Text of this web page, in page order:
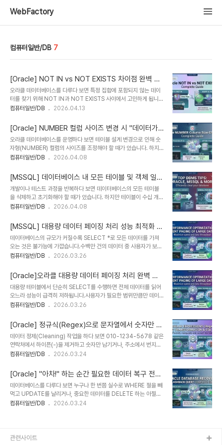
WebFactory
컴퓨터일반/DB 7
[Oracle] NOT IN vs NOT EXISTS 차이점 완벽 정
리
오라클 데이터베이스를 다루다 보면 특정 집합에 포함되지 않는 데이
터를 찾기 위해 NOT IN과 NOT EXISTS 사이에서 고민하게 됩니
다.겉보기엔 비슷해 보이지만, NULL 처리 방식과 성능 면에서 큰 차
끔하게 정리해 드립니다.1. 한 줄 요약NOT IN: 서브쿼리 결과에
NULL이 하나라도 있으면 결과가 나오지 않습니다.NOT EXISTS:
서브쿼리 내의 NULL 여부와 상관없이 조건에 맞는 행의 존재 여부만
따집니다.2. 예제로 보는 결과의 차이두 방식의 차이를 확인하기 위해
아래와 같은 샘플 테이블이 있다고 가정해 보겠습니다.[EMP_DEPT
[RESTRICTED_DEPT ..
컴퓨터일반/DB 2026.04.13
[Oracle] NUMBER 컬럼 사이즈 변경 시 "데이터가
있으면 축소 불가" 해결 방법
오라클 데이터베이스를 운영하다 보면 테이블 설계 변경으로 인해 숫
자형(NUMBER) 컬럼의 사이즈를 조정해야 할 때가 있습니다. 하지
만 데이터가 이미 들어있는 상태라면 마음대로 변경되지 않아 당황스
오류 원인과 최신 버전에서도 통용되는 해결 팁을 정리해 보겠습니
다.1. 왜 오류가 발생할까? (ORA-01440)데이터가 존재하는 컬럼의
사이즈를 줄이려고 하면 오라클은 다음과 같은 오류를 뱉어냅니
다.ORA-01440: column to be modified must be empty
to decrease precision or scale (정밀도 또는 스케일을 축소할
만 아니라..
컴퓨터일반/DB 2026.04.08
[MSSQL] 데이터베이스 내 모든 테이블 및 객체 일괄
삭제 방법 (최신 버전 완벽 정리)
개발이나 테스트 과정을 반복하다 보면 데이터베이스의 모든 테이블
을 삭제하고 초기화해야 할 때가 있습니다. 하지만 테이블이 수십 개가
넘어가면 일일이 DROP TABLE을 입력하기란 쉽지 않죠.오늘은
법부터, 최신 버전에서 권장하는 카탈로그 뷰 활용 방법까지 정리해 보
겠습니다.⚠️ 주의사항 (필독)이 작업은 실행 즉시 데이터와 구조가 영
구적으로 삭제됩니다. 복구가 불가능하므로, 운영 서버가 아닌 반드시
테스트 환경에서만 사용하시기 바랍니다. 실행 전 백업 여부를 반드시
확인하세요!1. 시스템 프로시저 sp_MSforeachtable 사용하기
안 널리 쓰여온 미등록(Un..
컴퓨터일반/DB 2026.04.08
[MSSQL] 대용량 데이터 페이징 처리 성능 최적화 가
이드
데이터베이스의 규모가 커질수록 SELECT *로 모든 데이터를 가져
오는 것은 불가능에 가깝습니다.수백만 건의 데이터 중 사용자가 보고
있는 10~20건만 효율적으로 골라내는 MSSQL 페이징 기법 3가지
장)ANSI 표준이며 현재 MSSQL에서 가장 권장되는 방식입니다. 구
문이 직관적이고 가독성이 매우 높습니다.특징: 반드시 ORDER BY
절과 함께 사용해야 합니다.장점: 코드가 간결하며 유지보수가 쉽습니
다.SQL -- 11번째부터 10개의 행을 가져오는 예시 (Page
2)SELECT *FROM OrdersORDER BY OrderDate DESC,
컴퓨터일반/DB 2026.03.26
[Oracle]오라클 대용량 데이터 페이징 처리 완벽 가
이드
대용량 테이블에서 단순히 SELECT를 수행하면 전체 데이터를 읽어
오느라 성능이 급격히 저하됩니다.사용자가 필요한 범위만큼만 데이
터를 끊어서 가져오는 효율적인 페이징 기법 3가지를 소개합니다.1.
오라클 11g 이하 버전에서 가장 많이 사용되던 방식입니
다.ROWNUM은 행이 추출되는 순서대로 번호를 부여하는 가상 컬럼
입니다.구현 원리: 정렬된 서브쿼리(인라인 뷰)를 먼저 실행한 후,
ROWNUM으로 범위를 지정합니다.특징: 반드시 2중 중첩 구조를 사
용해야 합니다. WHERE ROWNUM > 10과 같은 조건은 첫 번째 행
다.SQL SELECT * FROM ( SE..
컴퓨터일반/DB 2026.03.26
[Oracle] 정규식(Regex)으로 문자열에서 숫자만 추
출 & 제거하는 방법
데이터 정제(Cleaning) 작업을 하다 보면 010-1234-5678 같은
연락처에서 하이픈(-)을 제거하고 숫자만 남기거나, 주소에서 번지수
를 제외한 텍스트만 추출해야 하는 경우가 많습니다.오라클의
이 한 줄의 쿼리로 해결할 수 있습니다.1. 기본 함수 구조:
REGEXP_REPLACE정규표현식을 지원하는 치환 함수입니다.SQL
REGEXP_REPLACE(대상문자열, '패턴', '치환할문자')2. 문자열에
서 "숫자만" 추출하기숫자가 아닌 모든 문자를 찾아 공백('')으로 치환
하여 없애버리는 원리입니다.정규식 패턴: [^0-9] 또는 [^[:digit:]]^:
컴퓨터일반/DB 2026.03.24
[Oracle] "아차!" 하는 순간 필요한 데이터 복구 전략:
Flashback Query 활용법
데이터베이스를 다루다 보면 누구나 한 번쯤 실수로 WHERE 절을 빼
먹고 UPDATE를 날리거나, 중요한 데이터를 DELETE 하는 아찔한
경험을 하곤 합니다.오라클에서는 이런 상황을 대비해 특정 과거 시점
을 찍듯 조회하는 기능입니다. 별도의 백업 복원 과정 없이 SQL만으
컴퓨터일반/DB 2026.03.24
관련사이트